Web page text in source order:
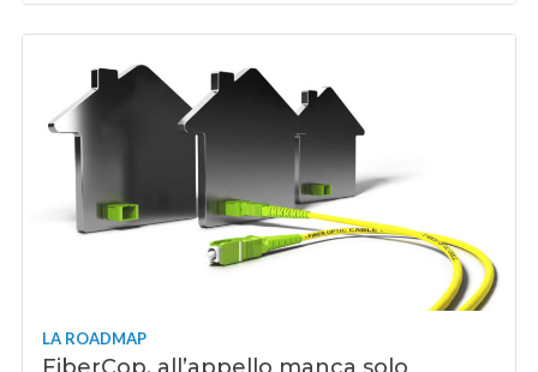
LA ROADMAP